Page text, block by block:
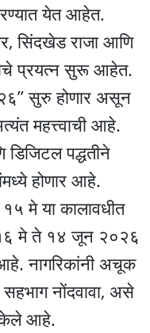
येत आहेत.
सिंदखेड राजा आणि
प्रयत्न सुरू आहेत.
सुरु होणार असून
महत्त्वाची आहे.
पद्धतीने
होणार आहे.
१५ मे या कालावधीत
१६ मे ते १४ जून २०२६
आहे. नागरिकांनी अचूक
नोंदवावा, असे
केले आहे.